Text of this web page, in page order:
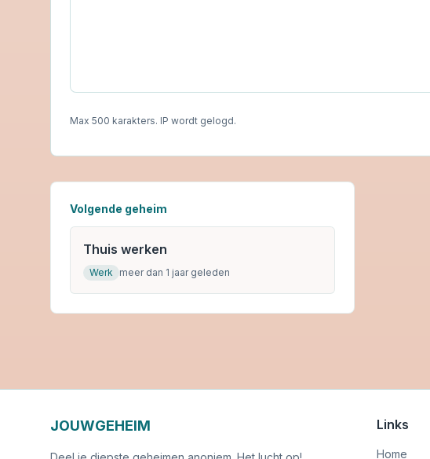
Max 500 karakters. IP wordt gelogd.
Volgende geheim
Thuis werken
Werk meer dan 1 jaar geleden
JOUWGEHEIM Links
Home